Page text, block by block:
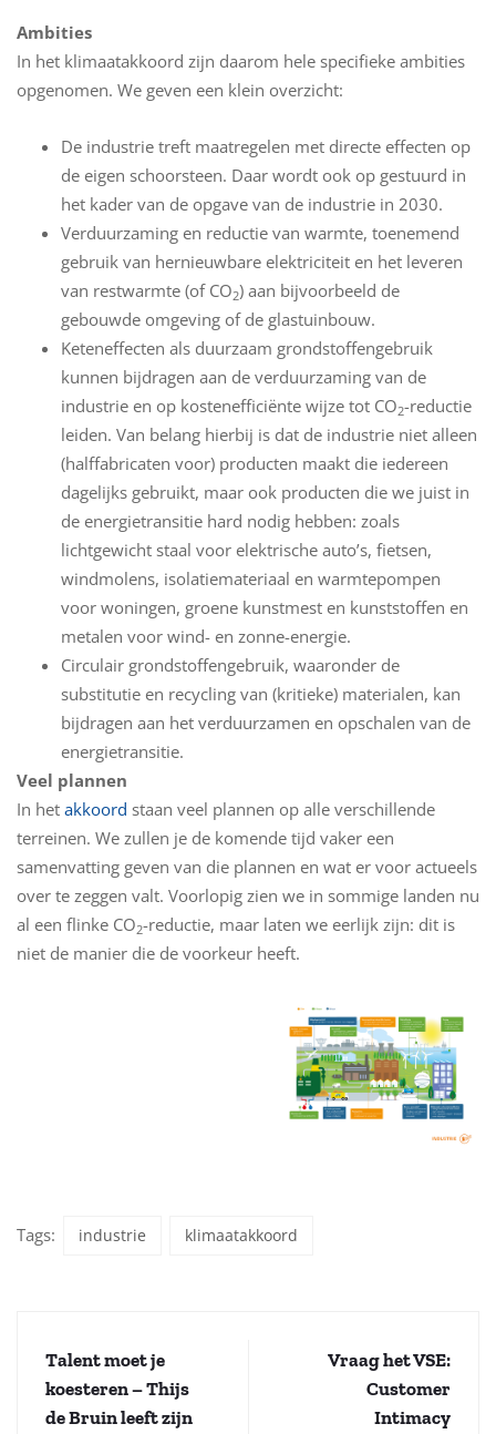
Ambities
In het klimaatakkoord zijn daarom hele specifieke ambities
opgenomen. We geven een klein overzicht:
De industrie treft maatregelen met directe effecten op
de eigen schoorsteen. Daar wordt ook op gestuurd in
het kader van de opgave van de industrie in 2030.
Verduurzaming en reductie van warmte, toenemend
gebruik van hernieuwbare elektriciteit en het leveren
van restwarmte (of CO2) aan bijvoorbeeld de
gebouwde omgeving of de glastuinbouw.
Keteneffecten als duurzaam grondstoffengebruik
kunnen bijdragen aan de verduurzaming van de
industrie en op kostenefficiënte wijze tot CO2-reductie
leiden. Van belang hierbij is dat de industrie niet alleen
(halffabricaten voor) producten maakt die iedereen
dagelijks gebruikt, maar ook producten die we juist in
de energietransitie hard nodig hebben: zoals
lichtgewicht staal voor elektrische auto’s, fietsen,
windmolens, isolatiemateriaal en warmtepompen
voor woningen, groene kunstmest en kunststoffen en
metalen voor wind- en zonne-energie.
Circulair grondstoffengebruik, waaronder de
substitutie en recycling van (kritieke) materialen, kan
bijdragen aan het verduurzamen en opschalen van de
energietransitie.
Veel plannen
In het akkoord staan veel plannen op alle verschillende
terreinen. We zullen je de komende tijd vaker een
samenvatting geven van die plannen en wat er voor actueels
over te zeggen valt. Voorlopig zien we in sommige landen nu
al een flinke CO2-reductie, maar laten we eerlijk zijn: dit is
niet de manier die de voorkeur heeft.
Tags: industrie klimaatakkoord
Talent moet je
koesteren – Thijs
de Bruin leeft zijn
Vraag het VSE:
Customer
Intimacy